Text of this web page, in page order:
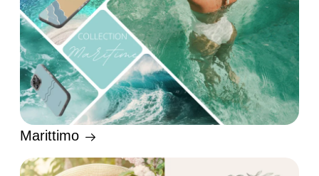
Marittimo